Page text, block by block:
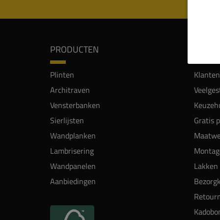
PRODUCTEN
Plinten
Architraven
Vensterbanken
Sierlijsten
Wandplanken
Lambrisering
Wandpanelen
Aanbiedingen
Gratis